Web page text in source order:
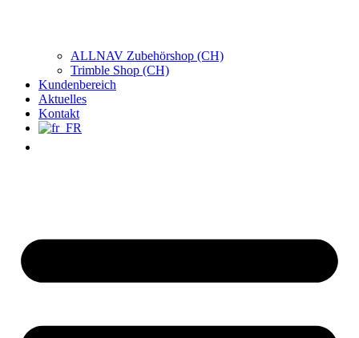
ALLNAV Zubehörshop (CH)
Trimble Shop (CH)
Kundenbereich
Aktuelles
Kontakt